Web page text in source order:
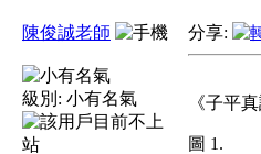
陳俊誠老師
級別: 小有名氣
分享:
《子平
圖 1.